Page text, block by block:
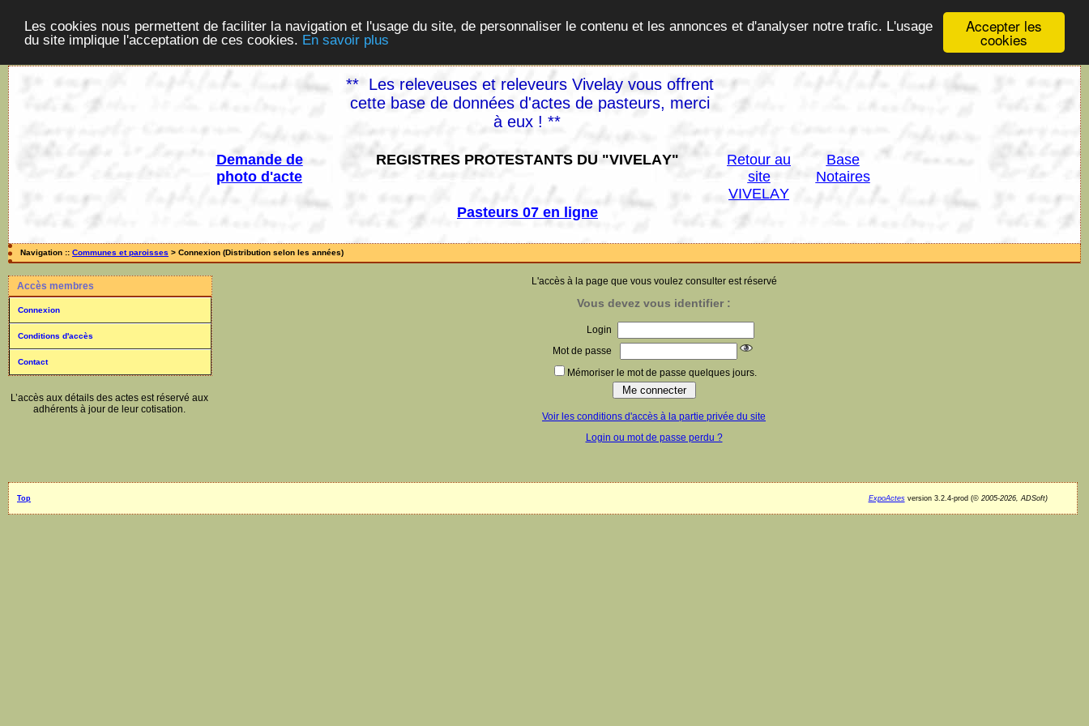
Accepter les
cookies
Les cookies nous permettent de faciliter la navigation et l'usage du site, de personnaliser le contenu et les annonces et d'analyser notre trafic. L'usage
du site implique l'acceptation de ces cookies. En savoir plus
** Les releveuses et releveurs Vivelay vous offrent
cette base de données d'actes de pasteurs, merci
à eux ! **
Demande de
photo d'acte
REGISTRES PROTESTANTS DU "VIVELAY"
Retour au
site
VIVELAY
Base
Notaires
Pasteurs 07 en ligne
Navigation :: Communes et paroisses > Connexion (Distribution selon les années)
Accès membres
Connexion
Conditions d'accès
Contact
L’accès aux détails des actes est réservé aux
adhérents à jour de leur cotisation.
L'accès à la page que vous voulez consulter est réservé
Vous devez vous identifier :
Login
Mot de passe
Mémoriser le mot de passe quelques jours.
Voir les conditions d'accès à la partie privée du site
Login ou mot de passe perdu ?
Top ExpoActesversion 3.2.4-prod (©2005-2026, ADSoft)